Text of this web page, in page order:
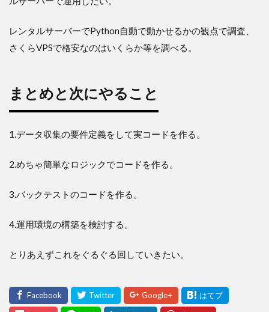
レンタルサーバーでPython自動で動かせるかの観点で調査、
さくらVPSで格安なのはいくらか等を調べる。
まとめと次にやること
1.データ収集の要件定義をして実コードを作る。
2.めちゃ簡単なロジックでコードを作る。
3.バックテストのコードを作る。
4.運用環境の構築を検討する。
とりあえずこれをぐるぐる回していきたい。